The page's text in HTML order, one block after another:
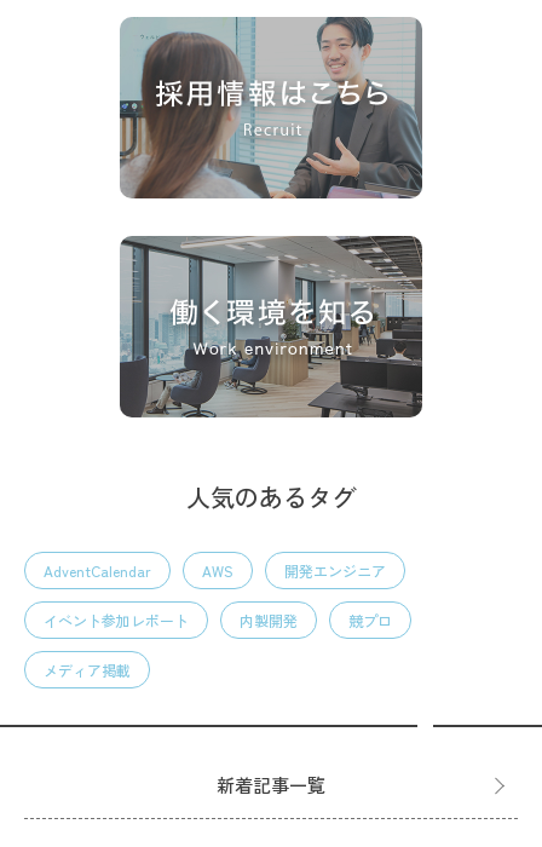
人気のあるタグ
AdventCalendar AWS 開発エンジニア
イベント参加レポート 内製開発 競プロ
メディア掲載
新着記事一覧